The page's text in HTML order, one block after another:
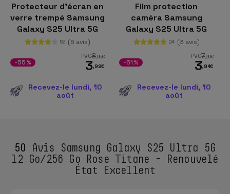
Protecteur d'écran en
verre trempé Samsung
Galaxy S25 Ultra 5G
Full Screen 3D
52 (6 avis)
PVC8,95€
3,99€
-55%
Recevez-le lundi, 10
août
Film protection
caméra Samsung
Galaxy S25 Ultra 5G
24 (3 avis)
PVC7,99€
3,94€
-51%
Recevez-le lundi, 10
août
50 Avis Samsung Galaxy S25 Ultra 5G
12 Go/256 Go Rose Titane - Renouvelé
État Excellent